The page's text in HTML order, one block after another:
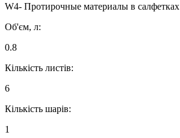
W4- Протирочные материалы в салфетках
Об'єм, л:
0.8
Кількість листів:
6
Кількість шарів:
1